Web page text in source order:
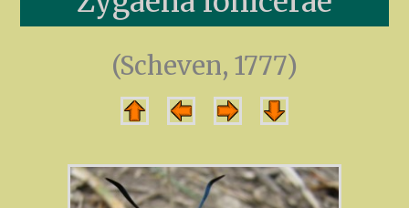
(Scheven, 1777)